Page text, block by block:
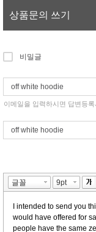
상품문의 쓰기
비밀글
이메일을 입력하시면 답변등